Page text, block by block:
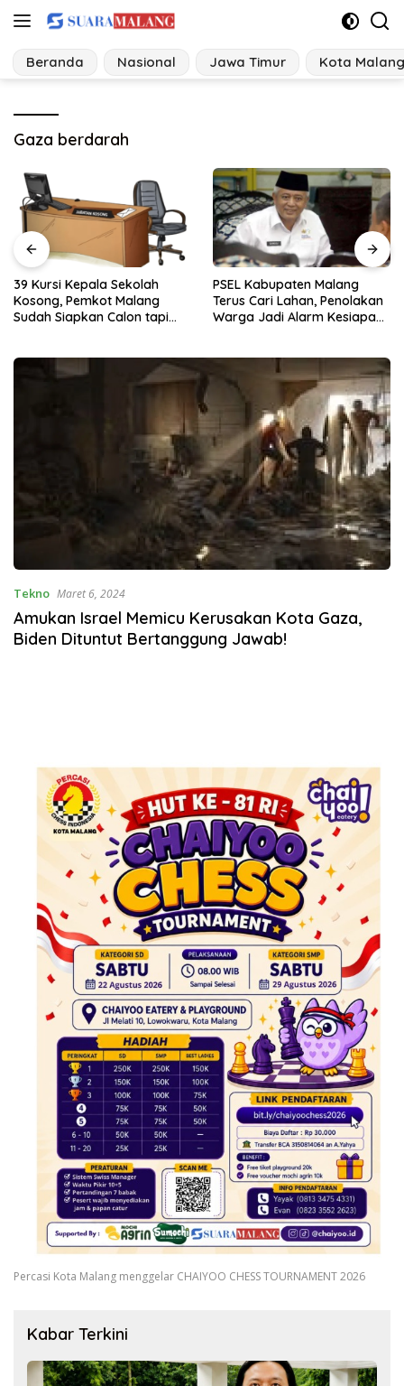
Langsung
konten
Beranda Nasional Jawa Timur Kota Malang
Gaza berdarah
PSEL Kabupaten Malang
Terus Cari Lahan, Penolakan
Warga Jadi Alarm Kesiapan
Kasus Kekerasan Seksual di
Kabupaten Malang Melonjak,
Satgas Pencegahan
Tekno Maret 6, 2024
Amukan Israel Memicu Kerusakan Kota Gaza,
Biden Dituntut Bertanggung Jawab!
Percasi Kota Malang menggelar CHAIYOO CHESS TOURNAMENT 2026
Kabar Terkini